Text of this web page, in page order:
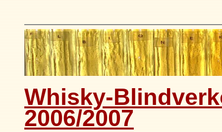
Whisky-
2006/2007